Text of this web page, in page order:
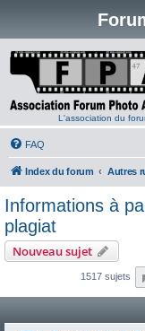
L'association du
FAQ
Index du forum Autres
Informations à
plagiat
Nouveau sujet
1517 sujets